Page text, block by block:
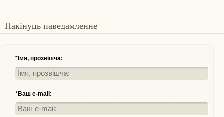
Пакінуць паведамленне
* Імя, прозвішча:
*Ваш e-mail: